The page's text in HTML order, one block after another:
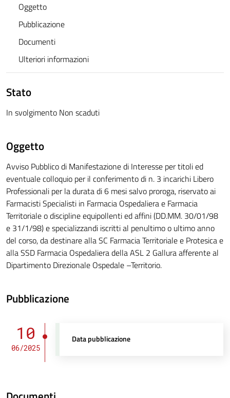
Oggetto
Pubblicazione
Documenti
Ulteriori informazioni
Stato
In svolgimento Non scaduti
Oggetto
Avviso Pubblico di Manifestazione di Interesse per titoli ed
eventuale colloquio per il conferimento di n. 3 incarichi Libero
Professionali per la durata di 6 mesi salvo proroga, riservato ai
Farmacisti Specialisti in Farmacia Ospedaliera e Farmacia
Territoriale o discipline equipollenti ed affini (DD.MM. 30/01/98
e 31/1/98) e specializzandi iscritti al penultimo o ultimo anno
del corso, da destinare alla SC Farmacia Territoriale e Protesica e
alla SSD Farmacia Ospedaliera della ASL 2 Gallura afferente al
Dipartimento Direzionale Ospedale –Territorio.
Pubblicazione
10
06/2025
Data pubblicazione